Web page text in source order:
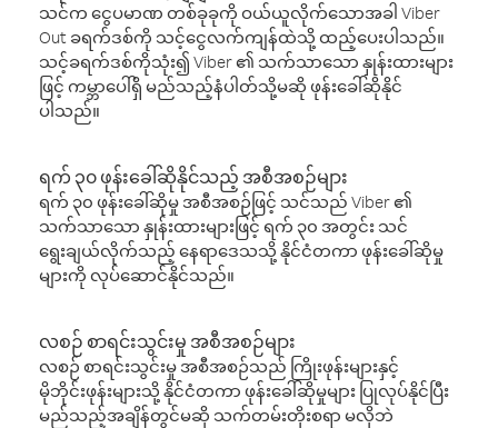
သင်က ငွေပမာဏ တစ်ခုခုကို ဝယ်ယူလိုက်သောအခါ Viber
Out ခရက်ဒစ်ကို သင့်ငွေလက်ကျန်ထဲသို့ ထည့်ပေးပါသည်။
သင့်ခရက်ဒစ်ကိုသုံး၍ Viber ၏ သက်သာသော နှုန်းထားများ
ဖြင့် ကမ္ဘာပေါ်ရှိ မည်သည့်နံပါတ်သို့မဆို ဖုန်းခေါ်ဆိုနိုင်
ပါသည်။
ရက် ၃၀ ဖုန်းခေါ်ဆိုနိုင်သည့် အစီအစဉ်များ
ရက် ၃၀ ဖုန်းခေါ်ဆိုမှု အစီအစဉ်ဖြင့် သင်သည် Viber ၏
သက်သာသော နှုန်းထားများဖြင့် ရက် ၃၀ အတွင်း သင်
ရွေးချယ်လိုက်သည့် နေရာဒေသသို့ နိုင်ငံတကာ ဖုန်းခေါ်ဆိုမှု
များကို လုပ်ဆောင်နိုင်သည်။
လစဉ် စာရင်းသွင်းမှု အစီအစဉ်များ
လစဉ် စာရင်းသွင်းမှု အစီအစဉ်သည် ကြိုးဖုန်းများနှင့်
မိုဘိုင်းဖုန်းများသို့ နိုင်ငံတကာ ဖုန်းခေါ်ဆိုမှုများ ပြုလုပ်နိုင်ပြီး
မည်သည့်အချိန်တွင်မဆို သက်တမ်းတိုးစရာ မလိုဘဲ